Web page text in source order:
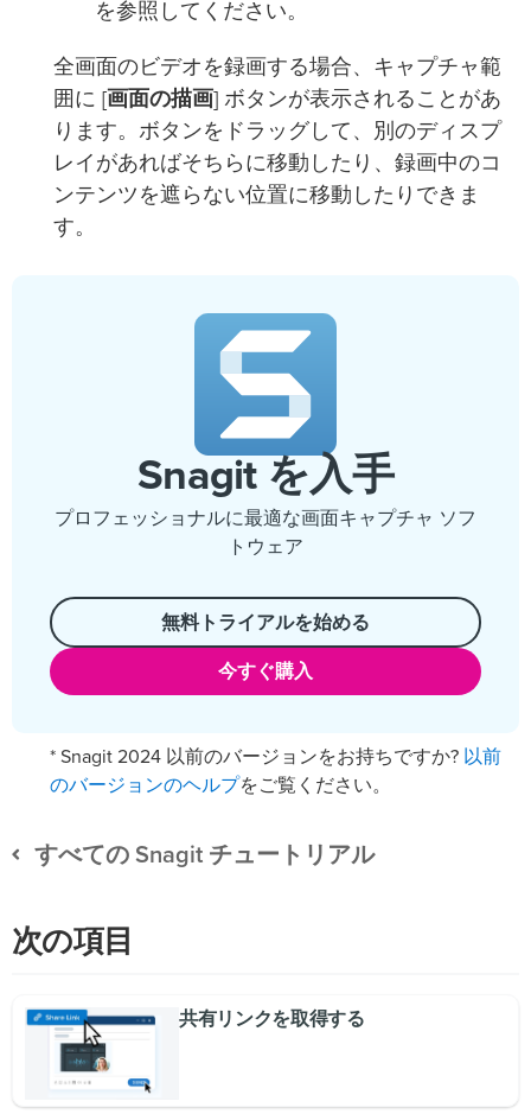
を参照してください。
全画面のビデオを録画する場合、キャプチャ範
囲に [ 画面の描画 ] ボタンが表示されることがあ
ります。ボタンをドラッグして、別のディスプ
レイがあればそちらに移動したり、録画中のコ
ンテンツを遮らない位置に移動したりできま
す。
Snagit を入手
プロフェッショナルに最適な画面キャプチャ ソフ
トウェア
無料トライアルを始める
今すぐ購入
* Snagit 2024 以前のバージョンをお持ちですか? 以前
のバージョンのヘルプをご覧ください。
すべての Snagit チュートリアル
次の項目
共有リンクを取得する